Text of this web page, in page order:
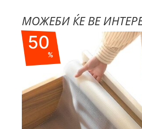
МОЖЕБИ ЌЕ ВЕ
50
%